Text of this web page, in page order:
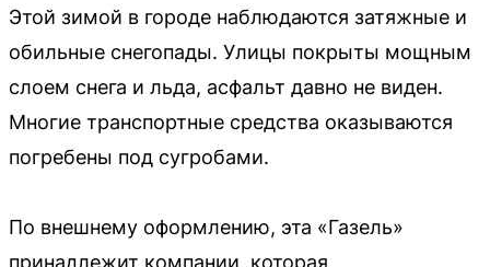
Этой зимой в городе наблюдаются затяжные и
обильные снегопады. Улицы покрыты мощным
слоем снега и льда, асфальт давно не виден.
Многие транспортные средства оказываются
погребены под сугробами.
По внешнему оформлению, эта «Газель»